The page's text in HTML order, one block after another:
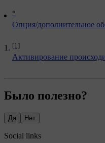
*
Опция/дополнительное
[1]
Активирование
Было полезно?
Да Нет